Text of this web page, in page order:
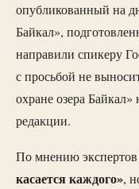
опубликованный на
Байкал»,
направили спикеру
с просьбой не
охране озера
редакции.
По мнению экспертов
касается каждого»,